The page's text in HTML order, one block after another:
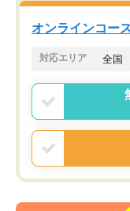
る勉強」から「目
意識が変わったこ
オンラインコー
対応エリア 全国